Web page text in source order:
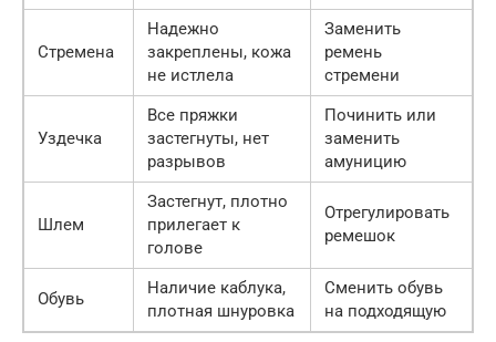
Стремена
Надежно
закреплены, кожа
не истлела
Заменить
ремень
стремени
Уздечка
Все пряжки
застегнуты, нет
разрывов
Починить или
заменить
амуницию
Шлем
Застегнут, плотно
прилегает к
голове
Отрегулировать
ремешок
Обувь
Наличие каблука,
плотная шнуровка
Сменить обувь
на подходящую